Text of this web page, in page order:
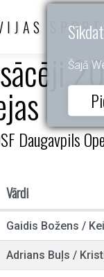
Šajā
Daugavpils
Vārdi
Gaidis Božens /
Adrians Buļs /